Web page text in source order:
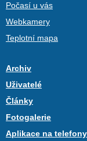
Počasí u vás
Webkamery
Teplotní mapa
Archiv
Uživatelé
Články
Fotogalerie
Aplikace na telefony